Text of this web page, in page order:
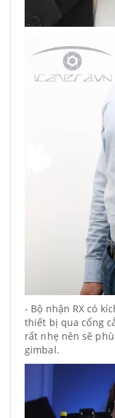
- Bộ nhận RX có
thiết bị qua cổng
rất nhẹ nên sẽ
gimbal.